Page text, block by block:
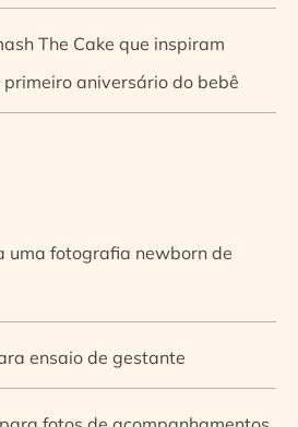
The Cake que inspiram
aniversário do bebê
uma fotografia newborn de
ensaio de gestante